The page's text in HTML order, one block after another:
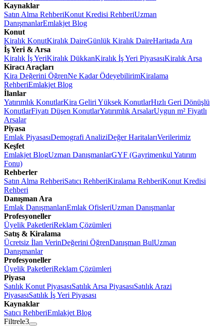
Kaynaklar
Satın Alma RehberiKonut Kredisi RehberiUzman
DanışmanlarEmlakjet Blog
Konut
Kiralık KonutKiralık DaireGünlük Kiralık DaireHaritada Ara
İş Yeri & Arsa
Kiralık İş YeriKiralık DükkanKiralık İş Yeri PiyasasıKiralık Arsa
Kiracı Araçları
Kira Değerini ÖğrenNe Kadar ÖdeyebilirimKiralama
RehberiEmlakjet Blog
İlanlar
Yatırımlık KonutlarKira Geliri Yüksek KonutlarHızlı Geri Dönüşlü
KonutlarFiyatı Düşen KonutlarYatırımlık ArsalarUygun m² Fiyatlı
Arsalar
Piyasa
Emlak PiyasasıDemografi AnaliziDeğer HaritalarıVerilerimiz
Keşfet
Emlakjet BlogUzman DanışmanlarGYF (Gayrimenkul Yatırım
Fonu)
Rehberler
Satın Alma RehberiSatıcı RehberiKiralama RehberiKonut Kredisi
Rehberi
Danışman Ara
Emlak DanışmanlarıEmlak OfisleriUzman Danışmanlar
Profesyoneller
Üyelik PaketleriReklam Çözümleri
Satış & Kiralama
Ücretsiz İlan VerinDeğerini ÖğrenDanışman BulUzman
Danışmanlar
Profesyoneller
Üyelik PaketleriReklam Çözümleri
Piyasa
Satılık Konut PiyasasıSatılık Arsa PiyasasıSatılık Arazi
PiyasasıSatılık İş Yeri Piyasası
Kaynaklar
Satıcı RehberiEmlakjet Blog
Filtrele3